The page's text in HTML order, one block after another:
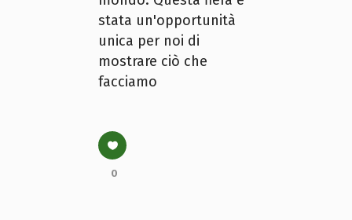
stata un'opportunità
unica per noi di
mostrare ciò che
facciamo
0